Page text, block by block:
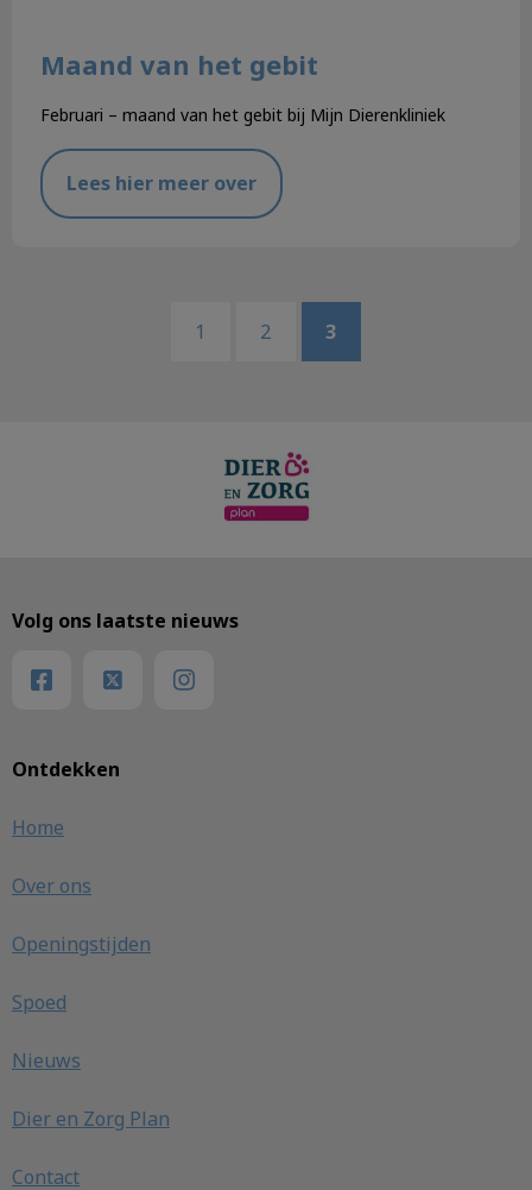
Maand van het gebit
Februari – maand van het gebit bij Mijn Dierenkliniek
Lees hier meer over
1 2 3
Ontdekken
Home
Over ons
Openingstijden
Spoed
Nieuws
Dier en Zorg Plan
Contact
Volg ons laatste nieuws